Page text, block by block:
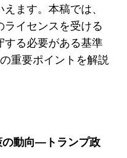
ます。本稿では、
ライセンスを受ける
する必要がある基準
重要ポイントを解説
の動向―トランプ政